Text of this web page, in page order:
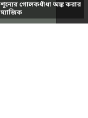
শূন্যের গোলকধাঁধা অঙ্ক করার
ম্যাজিক